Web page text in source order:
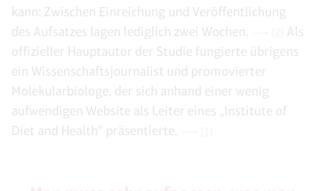
kann: Zwischen Einreichung und Veröffentlichung
des Aufsatzes lagen lediglich zwei Wochen.
Als
offizieller Hauptautor der Studie fungierte übrigens
ein Wissenschaftsjournalist und promovierter
Molekularbiologe, der sich anhand einer wenig
aufwendigen Website als Leiter eines „Institute of
Diet and Health“ präsentierte.